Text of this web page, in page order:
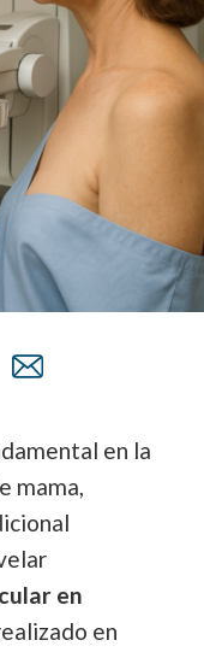
en la
mama,
en
en